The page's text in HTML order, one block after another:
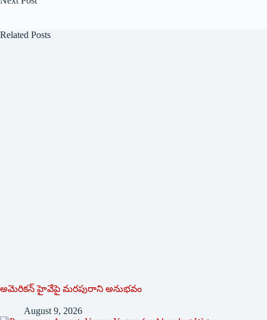
Related Posts
అమెరికన్ హైవేపై మ‌ర‌పురాని అనుభ‌వం
August 9, 2026